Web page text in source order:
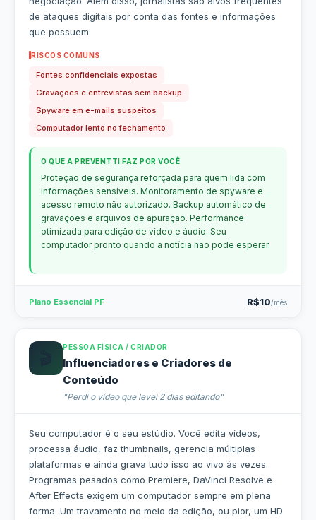
de ataques digitais por conta das fontes e informações
que possuem.
RISCOS COMUNS
Fontes confidenciais expostas
Gravações e entrevistas sem backup
Spyware em e-mails suspeitos
Computador lento no fechamento
O QUE A PREVENTTI FAZ POR VOCÊ
Proteção de segurança reforçada para quem lida com
informações sensíveis. Monitoramento de spyware e
acesso remoto não autorizado. Backup automático de
gravações e arquivos de apuração. Performance
otimizada para edição de vídeo e áudio. Seu
computador pronto quando a notícia não pode esperar.
Plano Essencial PF R$10/mês
PESSOA FÍSICA / CRIADOR
Influenciadores e Criadores de
Conteúdo
"Perdi o vídeo que levei 2 dias editando"
Seu computador é o seu estúdio. Você edita vídeos,
processa áudio, faz thumbnails, gerencia múltiplas
plataformas e ainda grava tudo isso ao vivo às vezes.
Programas pesados como Premiere, DaVinci Resolve e
After Effects exigem um computador sempre em plena
forma. Um travamento no meio da edição, ou pior, um HD